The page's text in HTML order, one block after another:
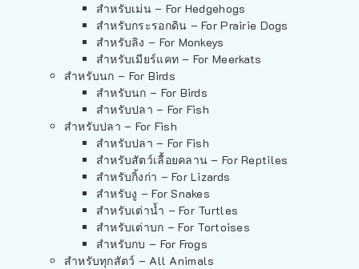
สำหรับเม่น – For Hedgehogs
สำหรับกระรอกดิน – For Prairie Dogs
สำหรับลิง – For Monkeys
สำหรับเมียร์แคท – For Meerkats
สำหรับนก – For Birds
สำหรับนก – For Birds
สำหรับปลา – For Fish
สำหรับปลา – For Fish
สำหรับปลา – For Fish
สำหรับสัตว์เลื้อยคลาน – For Reptiles
สำหรับกิ้งก่า – For Lizards
สำหรับงู – For Snakes
สำหรับเต่าน้ำ – For Turtles
สำหรับเต่าบก – For Tortoises
สำหรับกบ – For Frogs
สำหรับทุกสัตว์ – All Animals